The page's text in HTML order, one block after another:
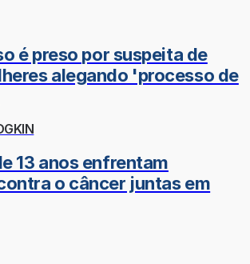
é preso por suspeita de
alegando 'processo de
13 anos enfrentam
o câncer juntas em